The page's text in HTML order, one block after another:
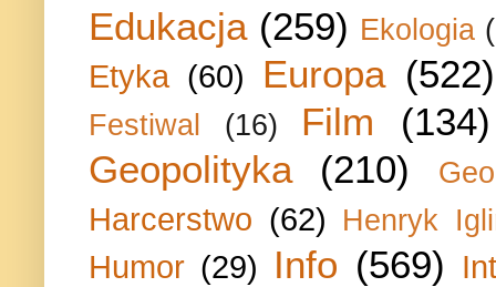
Edukacja (259) Ekologia
Etyka (60) Europa (522)
Festiwal (16) Film
(134)
Geopolityka
(210)
Harcerstwo (62) Henryk
Humor (29) Info (569)